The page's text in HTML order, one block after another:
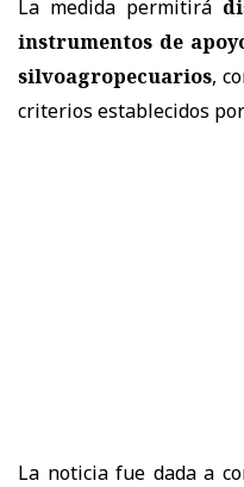
La medida permitirá
instrumentos de
silvoagropecuarios,
criterios establecidos
La noticia fue dada a